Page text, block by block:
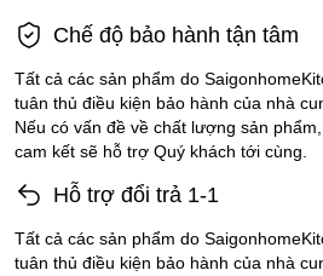
Chế độ bảo hành tận tâm
Tất cả các sản phẩm do
tuân thủ điều kiện bảo hành của nhà
Nếu có vấn đề về chất lượng sản
cam kết sẽ hỗ trợ Quý khách tới cùng.
Hỗ trợ đổi trả 1-1
Tất cả các sản phẩm do
tuân thủ điều kiện bảo hành của nhà